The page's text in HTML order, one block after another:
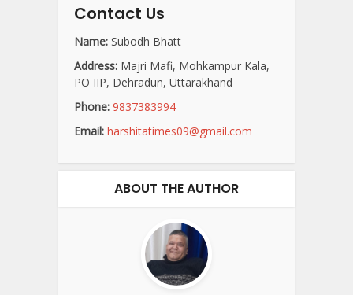
Contact Us
Name: Subodh Bhatt
Address: Majri Mafi, Mohkampur Kala,
PO IIP, Dehradun, Uttarakhand
Phone: 9837383994
Email: harshitatimes09@gmail.com
ABOUT THE AUTHOR